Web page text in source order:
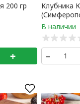
200 гр
+
Клубника
–